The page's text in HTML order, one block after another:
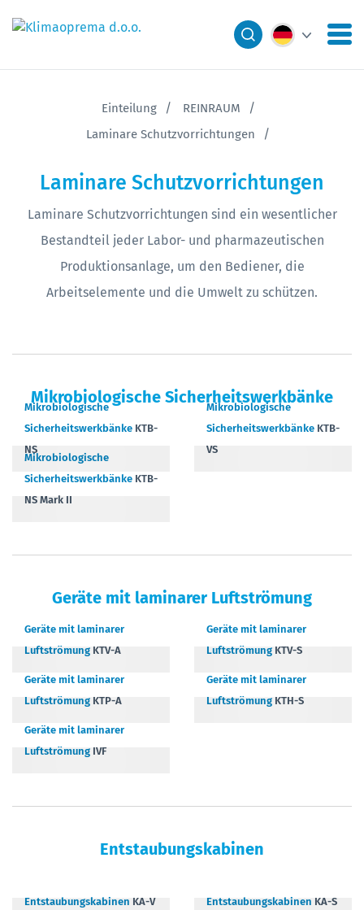
Einteilung
REINRAUM
Laminare Schutzvorrichtungen
Laminare Schutzvorrichtungen
Laminare Schutzvorrichtungen sind ein wesentlicher
Bestandteil jeder Labor- und pharmazeutischen
Produktionsanlage, um den Bediener, die
Arbeitselemente und die Umwelt zu schützen.
Mikrobiologische Sicherheitswerkbänke
Mikrobiologische
Sicherheitswerkbänke KTB-
NS
Mikrobiologische
Sicherheitswerkbänke KTB-
VS
Mikrobiologische
Sicherheitswerkbänke KTB-
NS Mark II
Geräte mit laminarer Luftströmung
Geräte mit laminarer
Luftströmung KTV-A
Geräte mit laminarer
Luftströmung KTV-S
Geräte mit laminarer
Luftströmung KTP-A
Geräte mit laminarer
Luftströmung KTH-S
Geräte mit laminarer
Luftströmung IVF
Entstaubungskabinen
Entstaubungskabinen KA-V Entstaubungskabinen KA-S